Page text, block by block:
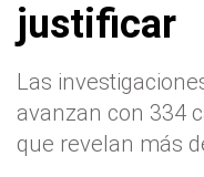
justificar
Las
avanzan con 334
que revelan más